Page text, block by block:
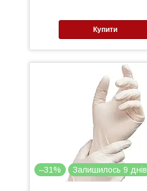
Купити
–31% Залишилось 9 днів